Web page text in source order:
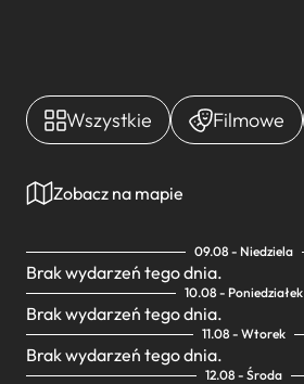
Wszystkie Filmowe
Zobacz na mapie
09.08 - Niedziela
Brak wydarzeń tego dnia.
10.08 - Poniedziałek
Brak wydarzeń tego dnia.
11.08 - Wtorek
Brak wydarzeń tego dnia.
12.08 - Środa